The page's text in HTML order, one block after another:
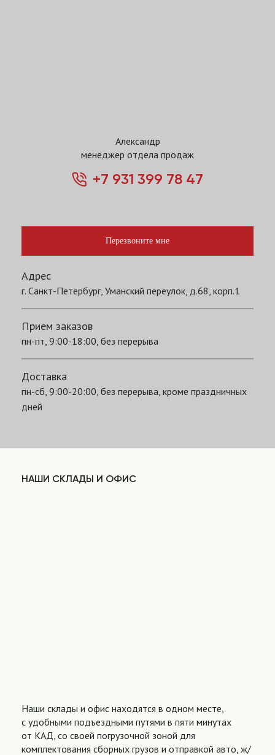
Александр
менеджер отдела продаж
+7 931 399 78 47
Перезвоните мне
Адрес
г. Санкт-Петербург, Уманский переулок, д.68, корп.1
Прием заказов
пн-пт, 9:00-18:00, без перерыва
Доставка
пн-сб, 9:00-20:00, без перерыва, кроме праздничных
дней
НАШИ СКЛАДЫ И ОФИС
Наши склады и офис находятся в одном месте,
с удобными подъездными путями в пяти минутах
от КАД, со своей погрузочной зоной для
комплектования сборных грузов и отправкой авто, ж/